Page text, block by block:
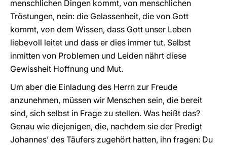
menschlichen Dingen kommt, von menschlichen
Tröstungen, nein: die Gelassenheit, die von Gott
kommt, von dem Wissen, dass Gott unser Leben
liebevoll leitet und dass er dies immer tut. Selbst
inmitten von Problemen und Leiden nährt diese
Gewissheit Hoffnung und Mut.
Um aber die Einladung des Herrn zur Freude
anzunehmen, müssen wir Menschen sein, die bereit
sind, sich selbst in Frage zu stellen. Was heißt das?
Genau wie diejenigen, die, nachdem sie der Predigt
Johannes’ des Täufers zugehört hatten, ihn fragen: Du